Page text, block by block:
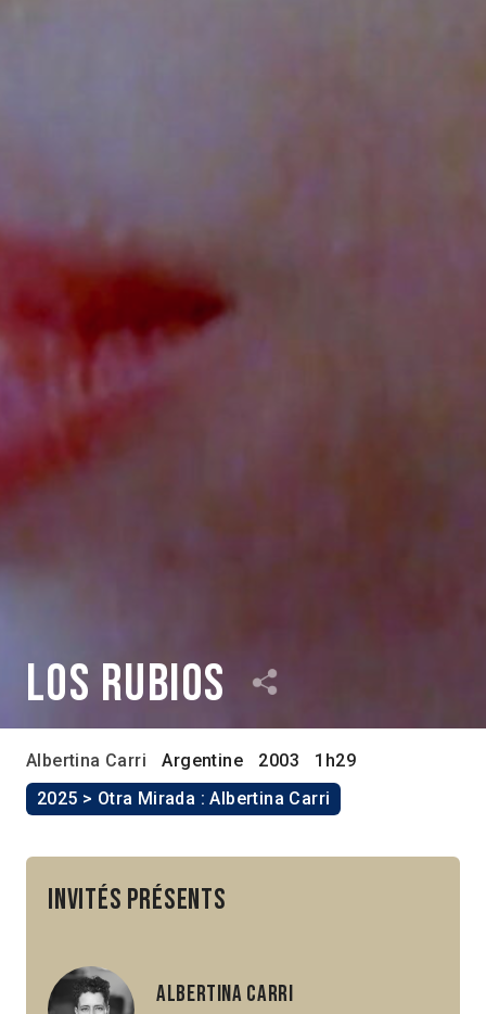
Los rubios
Albertina Carri Argentine 2003
1h29
2025 > Otra Mirada : Albertina Carri
Invités présents
Albertina Carri